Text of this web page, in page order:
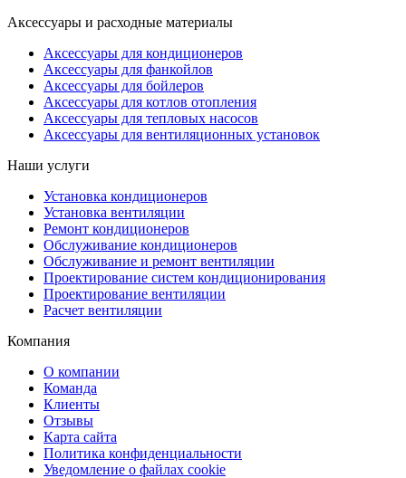
Аксессуары и расходные материалы
Аксессуары для кондиционеров
Аксессуары для фанкойлов
Аксессуары для бойлеров
Аксессуары для котлов отопления
Аксессуары для тепловых насосов
Аксессуары для вентиляционных установок
Наши услуги
Установка кондиционеров
Установка вентиляции
Ремонт кондиционеров
Обслуживание кондиционеров
Обслуживание и ремонт вентиляции
Проектирование систем кондиционирования
Проектирование вентиляции
Расчет вентиляции
Компания
О компании
Команда
Клиенты
Отзывы
Карта сайта
Политика конфиденциальности
Уведомление о файлах cookie